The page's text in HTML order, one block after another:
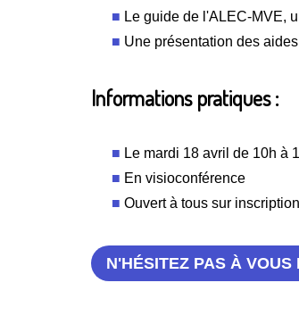
Le guide de l'ALEC-MVE,
Une présentation des
Informations pratiques :
Le mardi 18 avril de 10h à
En visioconférence
Ouvert à tous sur inscription
N'HÉSITEZ PAS À VOUS